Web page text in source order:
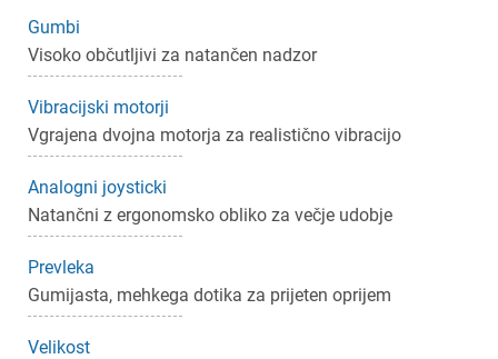
Gumbi
Visoko občutljivi za natančen nadzor
Vibracijski motorji
Vgrajena dvojna motorja za realistično vibracijo
Analogni joysticki
Natančni z ergonomsko obliko za večje udobje
Prevleka
Gumijasta, mehkega dotika za prijeten oprijem
Velikost
Prijava
Prekliči